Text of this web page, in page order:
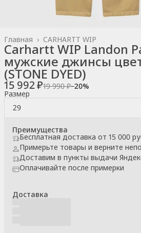
CARHARTT WIP
Главная ›
Carhartt WIP Landon
мужские джинсы
(STONE DYED)
15 992 ₽19 990 ₽−20%
Размер
29
Преимущества
Бесплатная доставка от 15 000
Примерьте товары и верните
Доставим в пункты выдачи
Оплачивайте после примерки
Доставка